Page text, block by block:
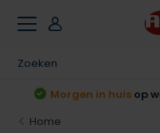
Morgen in huis op
Home